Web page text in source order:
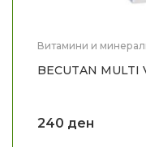
Витамини и
BECUTAN MULTI
240 ден